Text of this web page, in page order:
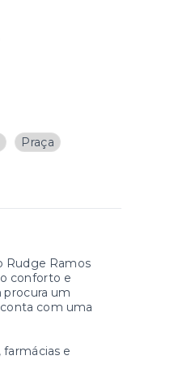
Praça
Rudge Ramos
conforto e
procura um
com uma
farmácias e